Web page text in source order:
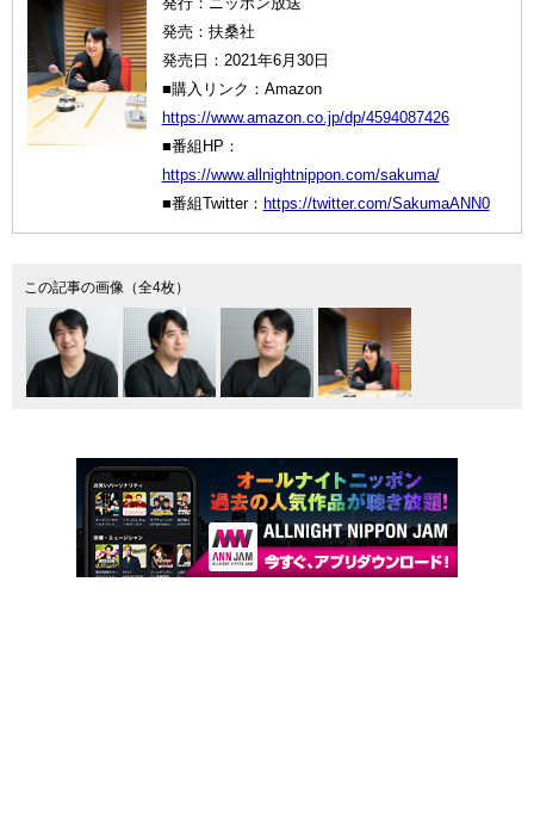
発売：扶桑社
発売日：2021年6月30日
■購入リンク：Amazon
https://www.amazon.co.jp/dp/4594087426
■番組HP：
https://www.allnightnippon.com/sakuma/
■番組Twitter： https://twitter.com/SakumaANN0
この記事の画像（全4枚）